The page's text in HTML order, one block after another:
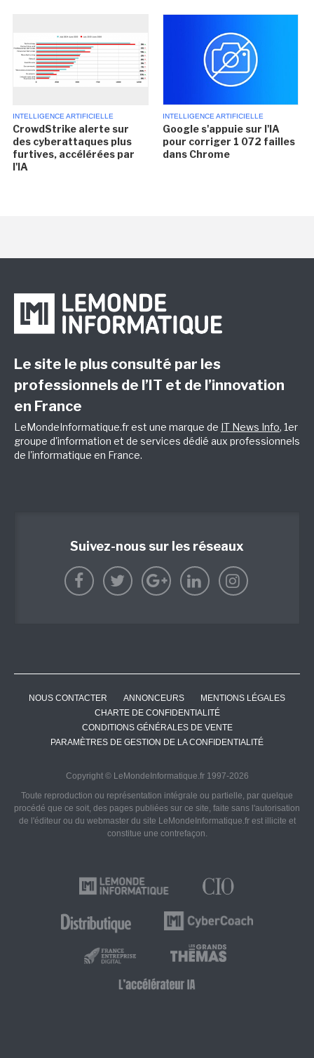
INTELLIGENCE ARTIFICIELLE
CrowdStrike alerte sur
des cyberattaques plus
furtives, accélérées par
l'IA
INTELLIGENCE ARTIFICIELLE
Google s'appuie sur l'IA
pour corriger 1 072 failles
dans Chrome
Le site le plus consulté par les
professionnels de l’IT et de l’innovation
en France
LeMondeInformatique.fr est une marque de IT News Info, 1er
groupe d'information et de services dédié aux professionnels
de l'informatique en France.
Suivez-nous sur les réseaux
NOUS CONTACTER ANNONCEURS
MENTIONS LÉGALES
CHARTE DE CONFIDENTIALITÉ
CONDITIONS GÉNÉRALES DE VENTE
PARAMÈTRES DE GESTION DE LA CONFIDENTIALITÉ
Copyright © LeMondeInformatique.fr 1997-2026
Toute reproduction ou représentation intégrale ou partielle, par quelque
procédé que ce soit, des pages publiées sur ce site, faite sans l'autorisation
de l'éditeur ou du webmaster du site LeMondeInformatique.fr est illicite et
constitue une contrefaçon.